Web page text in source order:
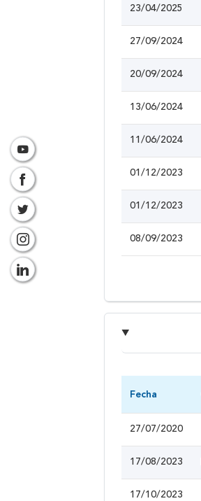
23/04/2025
27/09/2024
20/09/2024
13/06/2024
11/06/2024
01/12/2023
01/12/2023
08/09/2023
Fecha
27/07/2020
17/08/2023
17/10/2023